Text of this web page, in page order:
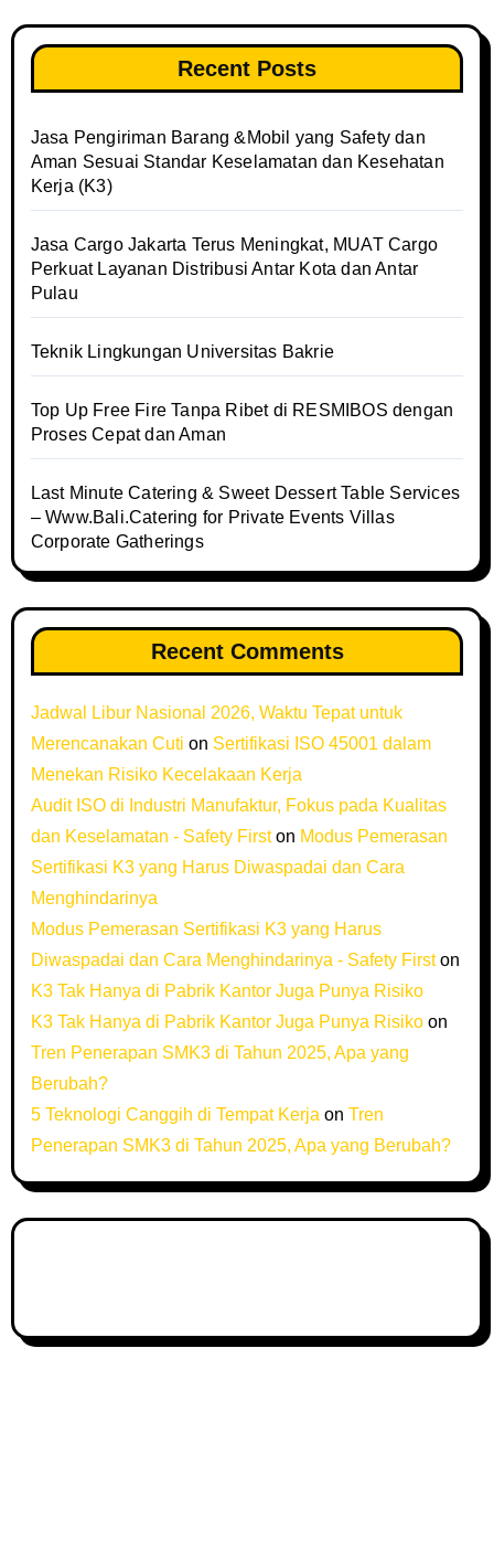
Recent Posts
Jasa Pengiriman Barang &Mobil yang Safety dan
Aman Sesuai Standar Keselamatan dan Kesehatan
Kerja (K3)
Jasa Cargo Jakarta Terus Meningkat, MUAT Cargo
Perkuat Layanan Distribusi Antar Kota dan Antar
Pulau
Teknik Lingkungan Universitas Bakrie
Top Up Free Fire Tanpa Ribet di RESMIBOS dengan
Proses Cepat dan Aman
Last Minute Catering & Sweet Dessert Table Services
– Www.Bali.Catering for Private Events Villas
Corporate Gatherings
Recent Comments
Jadwal Libur Nasional 2026, Waktu Tepat untuk
Merencanakan Cuti on Sertifikasi ISO 45001 dalam
Menekan Risiko Kecelakaan Kerja
Audit ISO di Industri Manufaktur, Fokus pada Kualitas
dan Keselamatan - Safety Firston Modus Pemerasan
Sertifikasi K3 yang Harus Diwaspadai dan Cara
Menghindarinya
Modus Pemerasan Sertifikasi K3 yang Harus
Diwaspadai dan Cara Menghindarinya - Safety Firston
K3 Tak Hanya di Pabrik Kantor Juga Punya Risiko
K3 Tak Hanya di Pabrik Kantor Juga Punya Risikoon
Tren Penerapan SMK3 di Tahun 2025, Apa yang
Berubah?
5 Teknologi Canggih di Tempat Kerja on Tren
Penerapan SMK3 di Tahun 2025, Apa yang Berubah?